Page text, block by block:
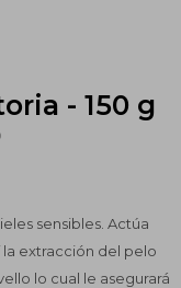
- 150 g
sensibles. Actúa
extracción del pelo
lo cual le asegurará